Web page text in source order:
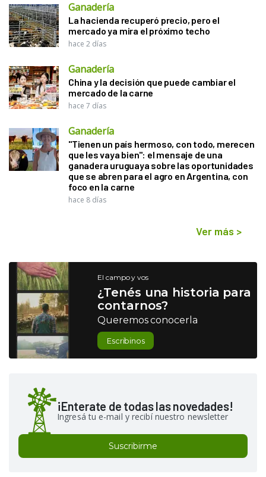
Ganadería
La hacienda recuperó precio, pero el
mercado ya mira el próximo techo
hace 2 días
Ganadería
China y la decisión que puede cambiar el
mercado de la carne
hace 7 días
Ganadería
"Tienen un país hermoso, con todo, merecen
que les vaya bien": el mensaje de una
ganadera uruguaya sobre las oportunidades
que se abren para el agro en Argentina, con
foco en la carne
hace 8 días
Ver más >
El campo y vos
¿Tenés una historia para
contarnos?
Queremos conocerla
Escribinos
¡Enterate de todas las novedades!
Ingresá tu e-mail y recibí nuestro newsletter
Suscribirme